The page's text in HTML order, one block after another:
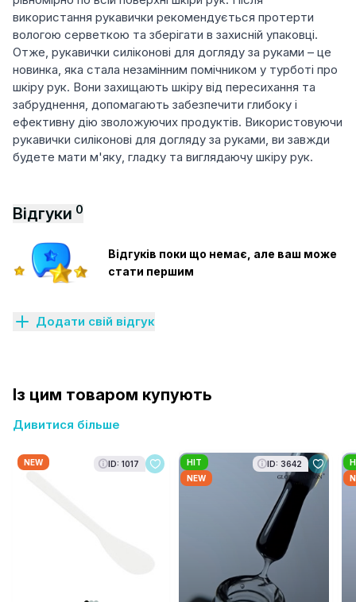
використання рукавички рекомендується протерти
вологою серветкою та зберігати в захисній упаковці.
Отже, рукавички силіконові для догляду за руками – це
новинка, яка стала незамінним помічником у турботі про
шкіру рук. Вони захищають шкіру від пересихання та
забруднення, допомагають забезпечити глибоку і
ефективну дію зволожуючих продуктів. Використовуючи
рукавички силіконові для догляду за руками, ви завжди
будете мати м'яку, гладку та виглядаючу шкіру рук.
Відгуки 0
Відгуків поки що немає, але ваш може
стати першим
Додати свій відгук
Із цим товаром купують
Дивитися більше
NEW ID: 1017
HIT
NEW
ID: 3642